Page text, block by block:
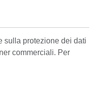
sulla protezione dei dati
commerciali. Per